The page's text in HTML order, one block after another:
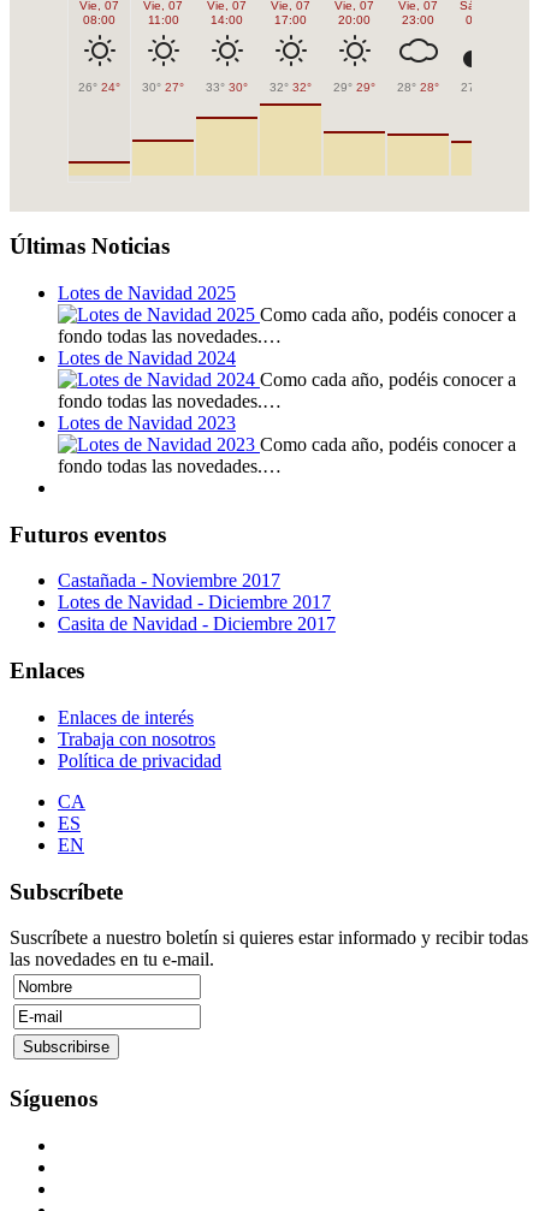
Vie, 07
08:00
26° 24°
Vie, 07
11:00
30° 27°
Vie, 07
14:00
33° 30°
Vie, 07
17:00
32° 32°
Vie, 07
20:00
29° 29°
Vie, 07
23:00
28° 28°
Sáb, 08
02:00
27°
Últimas Noticias
Lotes de Navidad 2025
Como cada año, podéis conocer a
fondo todas las novedades.…
Lotes de Navidad 2024
Como cada año, podéis conocer a
fondo todas las novedades.…
Lotes de Navidad 2023
Como cada año, podéis conocer a
fondo todas las novedades.…
Futuros eventos
Castañada - Noviembre 2017
Lotes de Navidad - Diciembre 2017
Casita de Navidad - Diciembre 2017
Enlaces
Enlaces de interés
Trabaja con nosotros
Política de privacidad
CA
ES
EN
Subscríbete
Suscríbete a nuestro boletín si quieres estar informado y recibir todas
las novedades en tu e-mail.
Síguenos